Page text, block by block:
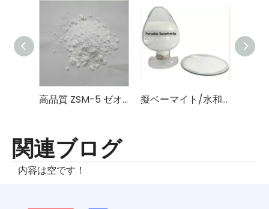
高品質 ZSM-5 ゼオライト/モレキュラーシーブス 擬ベーマイト/水和α-酸化アルミニウム CAS No. 1318-23-6
関連ブログ
内容は空です！